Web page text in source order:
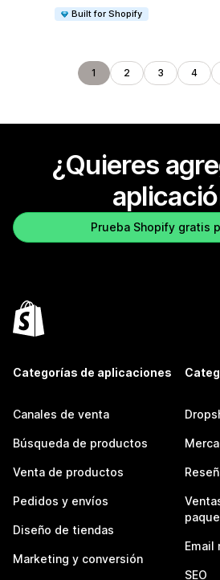
Built for Shopify
1 2 3 4
¿Quieres
Prueba Shopify gratis
Categorías de aplicaciones
Canales de venta
Búsqueda de productos
Venta de productos
Pedidos y envíos
Diseño de tiendas
Marketing y conversión
Email
SEO